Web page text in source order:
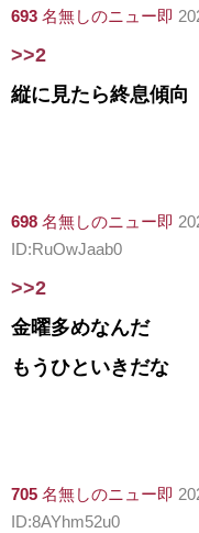
693 名無しのニュー即
>>2
縦に見たら終息傾向
698 名無しのニュー即
ID:RuOwJaab0
>>2
金曜多めなんだ
もうひといきだな
705 名無しのニュー即
ID:8AYhm52u0